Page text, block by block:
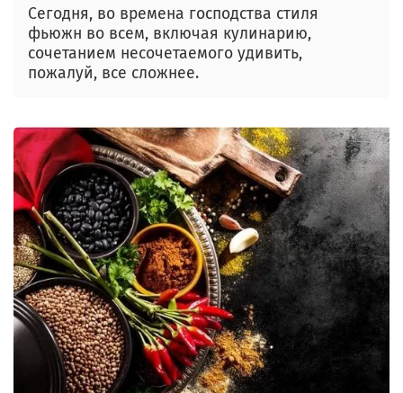
Сегодня, во времена господства стиля
фьюжн во всем, включая кулинарию,
сочетанием несочетаемого удивить,
пожалуй, все сложнее.